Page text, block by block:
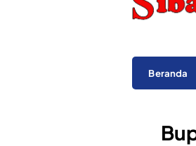
Beranda